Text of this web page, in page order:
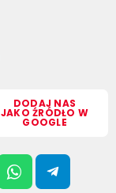
DODAJ NAS
JAKO ŹRÓDŁO W
GOOGLE